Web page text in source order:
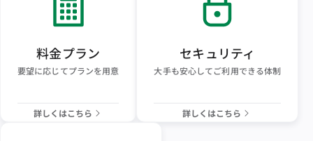
料金プラン
要望に応じてプランを用意
詳しくはこちら
セキュリティ
大手も安心してご利用できる体制
詳しくはこちら